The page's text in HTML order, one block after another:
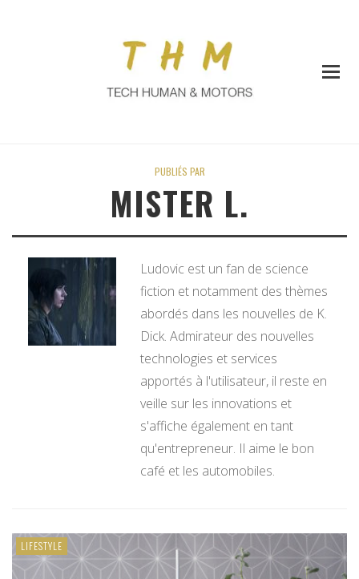
PUBLIÉS PAR
MISTER L.
Ludovic est un fan de science
fiction et notamment des thèmes
abordés dans les nouvelles de K.
Dick. Admirateur des nouvelles
technologies et services
apportés à l'utilisateur, il reste en
veille sur les innovations et
s'affiche également en tant
qu'entrepreneur. Il aime le bon
café et les automobiles.
LIFESTYLE